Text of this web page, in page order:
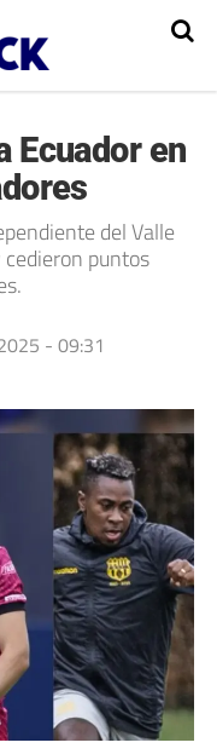
Ecuador en
del Valle
puntos
- 09:31